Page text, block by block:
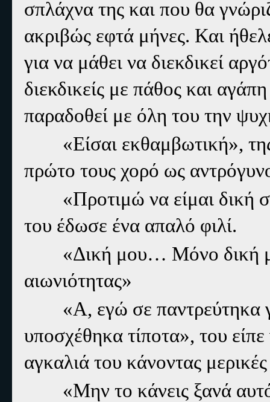
σπλάχνα της και που θα
ακριβώς εφτά μήνες. Και
για να μάθει να διεκδικεί
διεκδικείς με πάθος και
παραδοθεί με όλη του την
«Είσαι εκθαμβωτική», της
πρώτο τους χορό ως
«Προτιμώ να είμαι δική
του έδωσε ένα απαλό φιλί.
«Δική μου… Μόνο δική
αιωνιότητας»
«Α, εγώ σε παντρεύτηκα
υποσχέθηκα τίποτα», του
αγκαλιά του κάνοντας
«Μην το κάνεις ξανά αυτό